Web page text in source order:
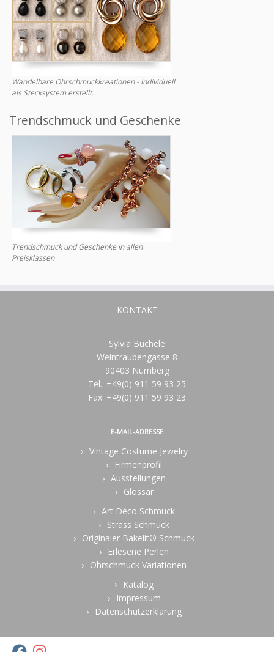
Wandelbare Ohrschmuckkreationen - Individuell
als Stecksystem erstellt.
Trendschmuck und Geschenke
Trendschmuck und Geschenke in allen
Preisklassen
KONTAKT
Sylvia Büchele
Weintraubengasse 8
90403 Nürnberg
Tel.: +49(0) 911 59 93 25
Fax: +49(0) 911 59 93 23
E-MAIL-ADRESSE
Vintage Costume Jewelry
Firmenprofil
Ausstellungen
Glossar
Art Déco Schmuck
Strass Schmuck
Originaler Bakelit® Schmuck
Erlesene Perlen
Ohrschmuck Variationen
Katalog
Impressum
Datenschutzerklärung